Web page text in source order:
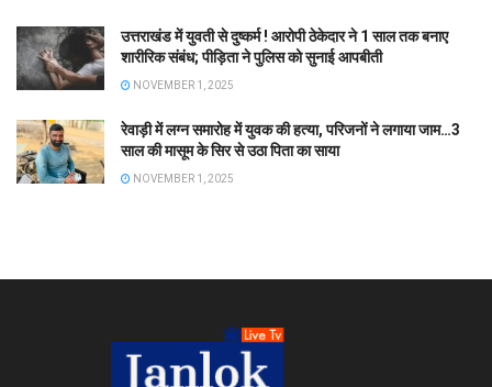
उत्तराखंड में युवती से दुष्कर्म ! आरोपी ठेकेदार ने 1 साल तक बनाए
शारीरिक संबंध; पीड़िता ने पुलिस को सुनाई आपबीती
NOVEMBER 1, 2025
रेवाड़ी में लग्न समारोह में युवक की हत्या, परिजनों ने लगाया जाम…3
साल की मासूम के सिर से उठा पिता का साया
NOVEMBER 1, 2025